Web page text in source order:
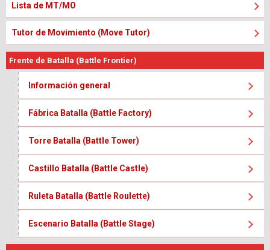
Lista de MT/MO
Tutor de Movimiento (Move Tutor)
Frente de Batalla (Battle Frontier)
Información general
Fábrica Batalla (Battle Factory)
Torre Batalla (Battle Tower)
Castillo Batalla (Battle Castle)
Ruleta Batalla (Battle Roulette)
Escenario Batalla (Battle Stage)